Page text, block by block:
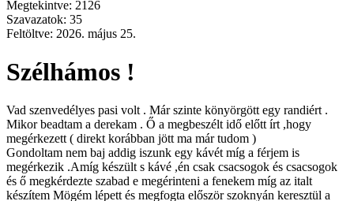
Megtekintve: 2126
Szavazatok: 35
Feltöltve: 2026. május 25.
Szélhámos !
Vad szenvedélyes pasi volt . Már szinte könyörgött egy randiért .
Mikor beadtam a derekam . Ő a megbeszélt idő előtt írt ,hogy
megérkezett ( direkt korábban jött ma már tudom )
Gondoltam nem baj addig iszunk egy kávét míg a férjem is
megérkezik .Amíg készült s kávé ,én csak csacsogok és csacsogok
és ő megkérdezte szabad e megérinteni a fenekem míg az italt
készítem Mögém lépett és megfogta először szoknyán keresztül a